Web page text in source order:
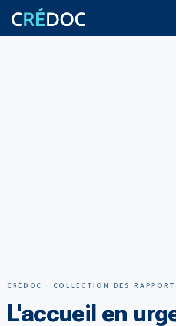
CRÉDOC · COLLECTION DES
L'accueil en